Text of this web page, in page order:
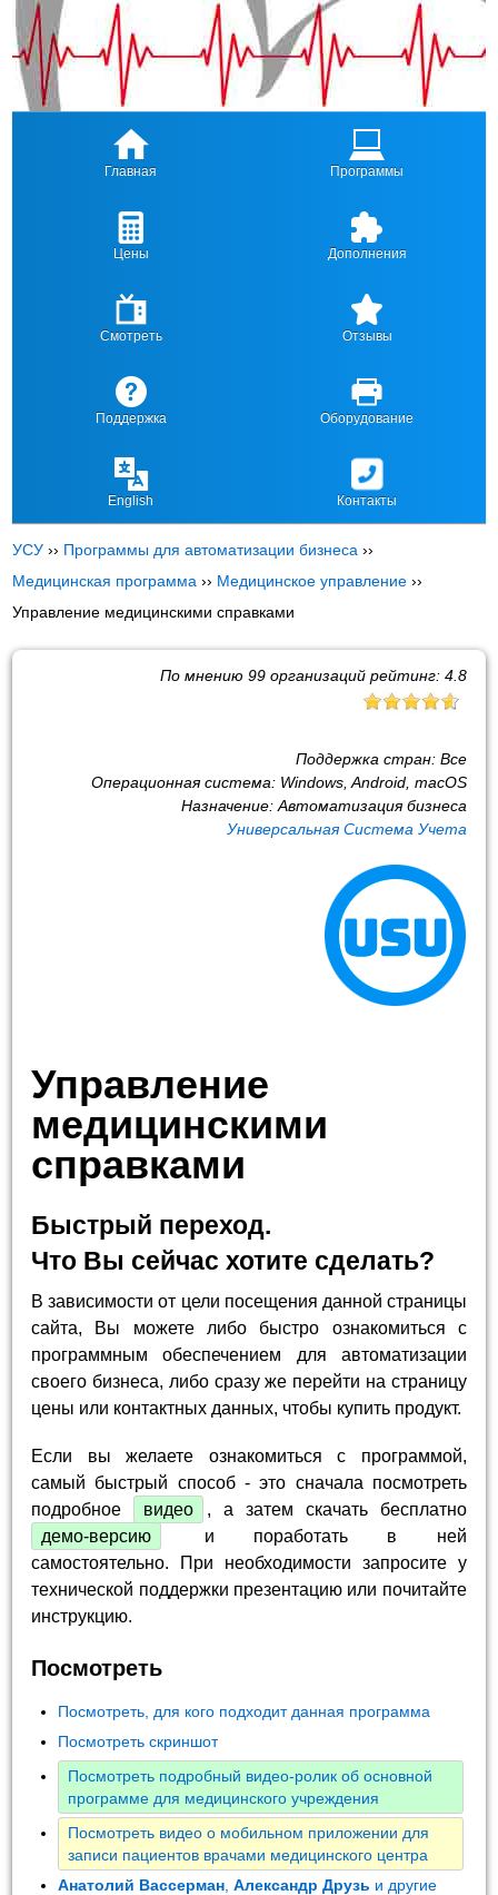
Главная Программы
Цены Дополнения
Смотреть Отзывы
Поддержка Оборудование
English Контакты
УСУ ›› Программы для автоматизации бизнеса ››
Медицинская программа ›› Медицинское управление ››
Управление медицинскими справками
По мнению 99организаций рейтинг: 4.8
Поддержка стран: Все
Операционная система: Windows, Android, macOS
Назначение: Автоматизация бизнеса
Универсальная Система Учета
Управление
медицинскими
справками
Быстрый переход.
Что Вы сейчас хотите сделать?
В зависимости от цели посещения данной страницы
сайта, Вы можете либо быстро ознакомиться с
программным обеспечением для автоматизации
своего бизнеса, либо сразу же перейти на страницу
цены или контактных данных, чтобы купить продукт.
Если вы желаете ознакомиться с программой,
самый быстрый способ - это сначала посмотреть
подробное
видео
, а затем скачать бесплатно
демо-версию
и поработать в ней
самостоятельно. При необходимости запросите у
технической поддержки презентацию или почитайте
инструкцию.
Посмотреть
Посмотреть, для кого подходит данная программа
Посмотреть скриншот
Посмотреть подробный видео-ролик об основной
программе для медицинского учреждения
Посмотреть видео о мобильном приложении для
записи пациентов врачами медицинского центра
Анатолий Вассерман ,Александр Друзь и другие